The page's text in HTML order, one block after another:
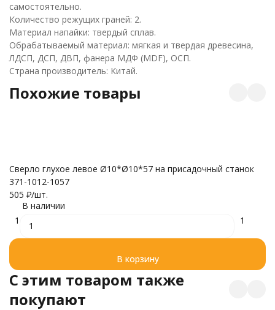
самостоятельно.
Количество режущих граней: 2.
Материал напайки: твердый сплав.
Обрабатываемый материал: мягкая и твердая древесина,
ЛДСП, ДСП, ДВП, фанера МДФ (MDF), ОСП.
Страна производитель: Китай.
Похожие товары
Сверло глухое левое Ø10*Ø10*57 на присадочный станок
371-1012-1057
505 ₽/шт.
В наличии
1
1
В корзину
C этим товаром также
покупают